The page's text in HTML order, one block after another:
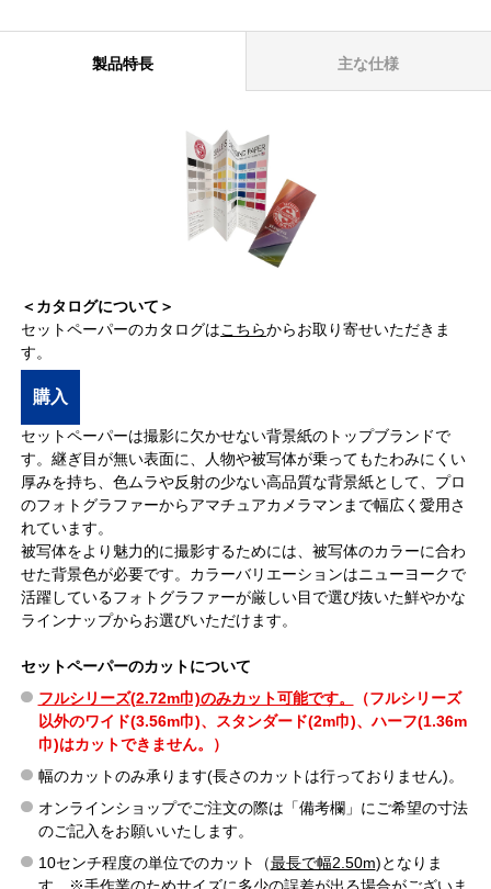
製品特長 主な仕様
＜カタログについて＞
セットペーパーのカタログはこちらからお取り寄せいただきま
す。
購入
セットペーパーは撮影に欠かせない背景紙のトップブランドで
す。継ぎ目が無い表面に、人物や被写体が乗ってもたわみにくい
厚みを持ち、色ムラや反射の少ない高品質な背景紙として、プロ
のフォトグラファーからアマチュアカメラマンまで幅広く愛用さ
れています。
被写体をより魅力的に撮影するためには、被写体のカラーに合わ
せた背景色が必要です。カラーバリエーションはニューヨークで
活躍しているフォトグラファーが厳しい目で選び抜いた鮮やかな
ラインナップからお選びいただけます。
セットペーパーのカットについて
フルシリーズ(2.72m巾)のみカット可能です。
（フルシリーズ
以外のワイド(3.56m巾)、スタンダード(2m巾)、ハーフ(1.36m
巾)はカットできません。）
幅のカットのみ承ります(長さのカットは行っておりません)。
オンラインショップでご注文の際は「備考欄」にご希望の寸法
のご記入をお願いいたします。
10センチ程度の単位でのカット（最長で幅2.50m)となりま